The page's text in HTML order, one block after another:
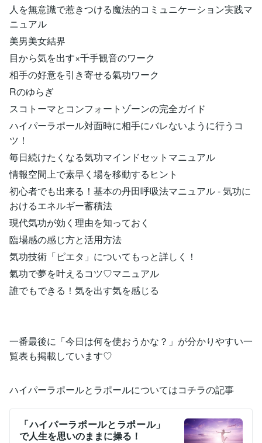
人を無意識で惹きつける魔法的コミュニケーション実践マ
ニュアル
美男美女結界
目から気を出す×千手観音のワーク
相手の好意を引き寄せる氣功ワーク
Rのゆらぎ
スコトーマとコンフォートゾーンの完全ガイド
ハイパーラポール対面時に相手にバレないように行うコ
ツ！
毎日続けたくなる気功マインドセットマニュアル
情報空間上で素早く場を移動するヒント
初心者でも出来る！基本の丹田呼吸法マニュアル - 気功に
おけるエネルギー蓄積法
現代気功が効く理由を知っておく
臨場感の感じ方と活用方法
気功技術「ピエタ」についてもっと詳しく！
氣功で夢を叶えるコツ♡マニュアル
誰でもできる！気を出す気を感じる
一番最後に「今日は何を使おうかな？」が分かりやすい一
覧表も掲載しています♡
ハイパーラポールとラポールについてはコチラの記事
「ハイパーラポールとラポール」
で人生を思いのままに操る！